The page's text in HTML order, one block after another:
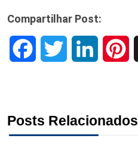
Compartilhar Post:
e t k t
Posts Relacionados